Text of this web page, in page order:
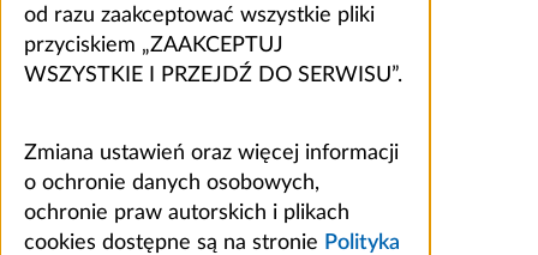
od razu zaakceptować wszystkie pliki
przyciskiem „ZAAKCEPTUJ
WSZYSTKIE I PRZEJDŹ DO SERWISU”.
Zmiana ustawień oraz więcej informacji
o ochronie danych osobowych,
ochronie praw autorskich i plikach
cookies dostępne są na stronie Polityka